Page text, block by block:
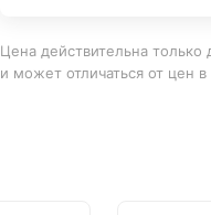
Цена действительна только
и может отличаться от цен